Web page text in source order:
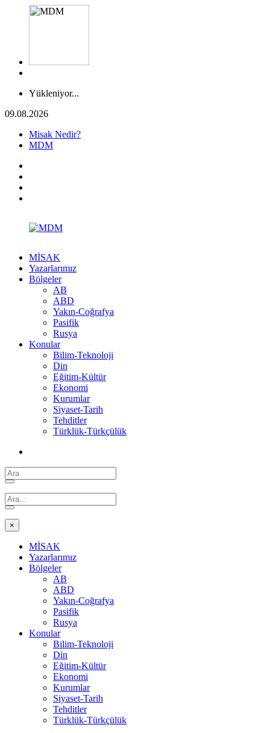
Yükleniyor...
09.08.2026
Misak Nedir?
MDM
MİSAK
Yazarlarımız
Bölgeler
AB
ABD
Yakın-Coğrafya
Pasifik
Rusya
Konular
Bilim-Teknoloji
Din
Eğitim-Kültür
Ekonomi
Kurumlar
Siyaset-Tarih
Tehditler
Türklük-Türkçülük
×
MİSAK
Yazarlarımız
Bölgeler
AB
ABD
Yakın-Coğrafya
Pasifik
Rusya
Konular
Bilim-Teknoloji
Din
Eğitim-Kültür
Ekonomi
Kurumlar
Siyaset-Tarih
Tehditler
Türklük-Türkçülük